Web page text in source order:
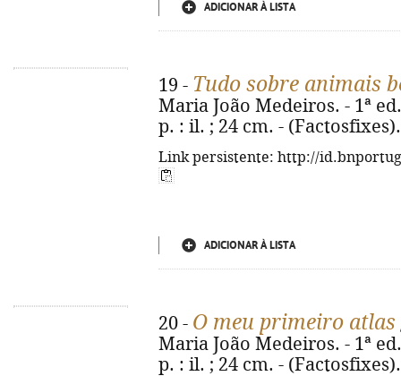
ADICIONAR À LISTA
19 - Tudo sobre animais
Maria João Medeiros. - 1ª
p. : il. ; 24 cm. -
Link persistente: http://
ADICIONAR À LISTA
20 - O meu primeiro atlas
Maria João Medeiros. - 1ª
p. : il. ; 24 cm. -